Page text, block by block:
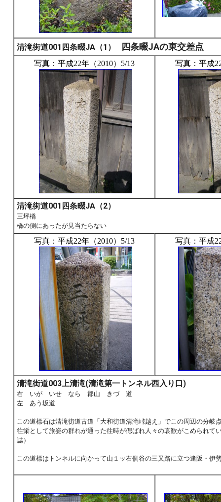
清滝街道001四条畷JA（1） 四条畷JAの東交差点
写真：平成22年（2010）5/13 写真：平成
清滝街道001四条畷JA（2）
三坪橋
橋の側にあったが見当たらない
写真：平成22年（2010）5/13 写真：平成
清滝街道003上清滝(清滝第一トンネル西入り口)
右 いが いせ なら 郡山 きづ 道
左 あう坂道
この道標石は清滝街道古道「大和街道清滝峠越え」でこの周辺の分
往栄として旅姿の群れが通った往時が偲ばれ人々の哀歓がこめら
誌）
この道標はトンネルに向かって山１ッ右側谷の三叉路に立つ逢阪・